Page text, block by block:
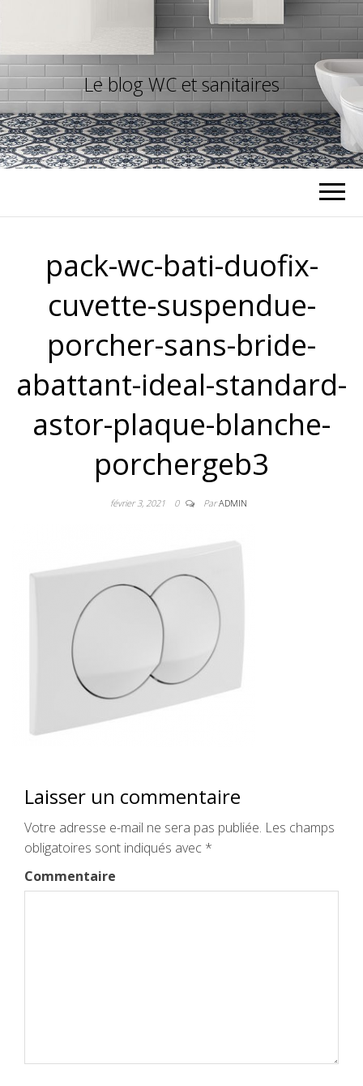
Le blog WC et sanitaires
pack-wc-bati-duofix-
cuvette-suspendue-
porcher-sans-bride-
abattant-ideal-standard-
astor-plaque-blanche-
porchergeb3
février 3, 2021 0 ParADMIN
Laisser un commentaire
Votre adresse e-mail ne sera pas publiée. Les champs
obligatoires sont indiqués avec *
Commentaire